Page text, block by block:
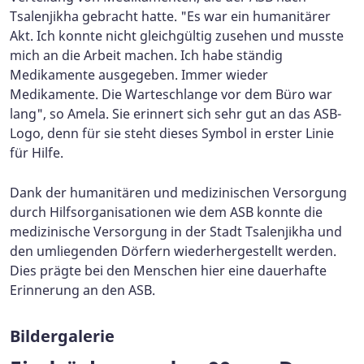
Tsalenjikha gebracht hatte. "Es war ein humanitärer
Akt. Ich konnte nicht gleichgültig zusehen und musste
mich an die Arbeit machen. Ich habe ständig
Medikamente ausgegeben. Immer wieder
Medikamente. Die Warteschlange vor dem Büro war
lang", so Amela. Sie erinnert sich sehr gut an das ASB-
Logo, denn für sie steht dieses Symbol in erster Linie
für Hilfe.
Dank der humanitären und medizinischen Versorgung
durch Hilfsorganisationen wie dem ASB konnte die
medizinische Versorgung in der Stadt Tsalenjikha und
den umliegenden Dörfern wiederhergestellt werden.
Dies prägte bei den Menschen hier eine dauerhafte
Erinnerung an den ASB.
Bildergalerie